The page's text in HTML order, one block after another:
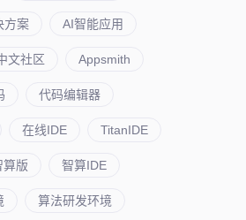
方案 AI智能应用
文社区 Appsmith
代码编辑器
在线IDE TitanIDE
算版 智算IDE
算法研发环境